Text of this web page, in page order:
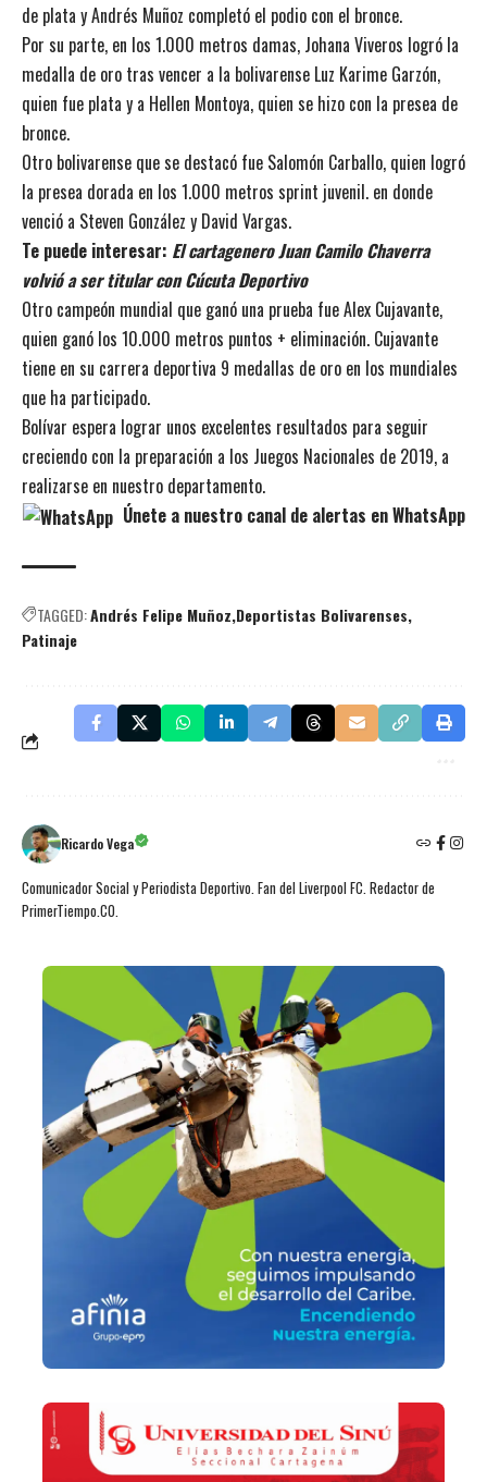
de plata y Andrés Muñoz completó el podio con el bronce.
Por su parte, en los 1.000 metros damas, Johana Viveros logró la
medalla de oro tras vencer a la bolivarense Luz Karime Garzón,
quien fue plata y a Hellen Montoya, quien se hizo con la presea de
bronce.
Otro bolivarense que se destacó fue Salomón Carballo, quien logró
la presea dorada en los 1.000 metros sprint juvenil. en donde
venció a Steven González y David Vargas.
Te puede interesar: El cartagenero Juan Camilo Chaverra
volvió a ser titular con Cúcuta Deportivo
Otro campeón mundial que ganó una prueba fue Alex Cujavante,
quien ganó los 10.000 metros puntos + eliminación. Cujavante
tiene en su carrera deportiva 9 medallas de oro en los mundiales
que ha participado.
Bolívar espera lograr unos excelentes resultados para seguir
creciendo con la preparación a los Juegos Nacionales de 2019, a
realizarse en nuestro departamento.
Únete a nuestro canal de alertas en WhatsApp
TAGGED:Andrés Felipe Muñoz Deportistas Bolivarenses
Patinaje
Ricardo Vega
Comunicador Social y Periodista Deportivo. Fan del Liverpool FC. Redactor de
PrimerTiempo.CO.